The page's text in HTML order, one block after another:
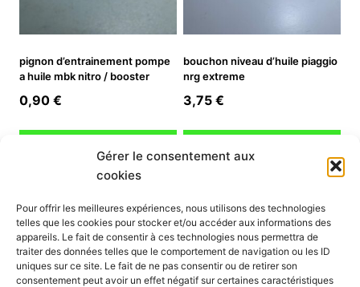
Gérer le consentement aux
cookies
Pour offrir les meilleures expériences, nous utilisons des technologies
telles que les cookies pour stocker et/ou accéder aux informations des
appareils. Le fait de consentir à ces technologies nous permettra de
traiter des données telles que le comportement de navigation ou les ID
uniques sur ce site. Le fait de ne pas consentir ou de retirer son
consentement peut avoir un effet négatif sur certaines caractéristiques
pignon d’entrainement pompe
a huile mbk nitro / booster
0,90 €
bouchon niveau d’huile piaggio
nrg extreme
3,75 €
INFORMATION
Mon compte
Nous contacter
Mode paiement